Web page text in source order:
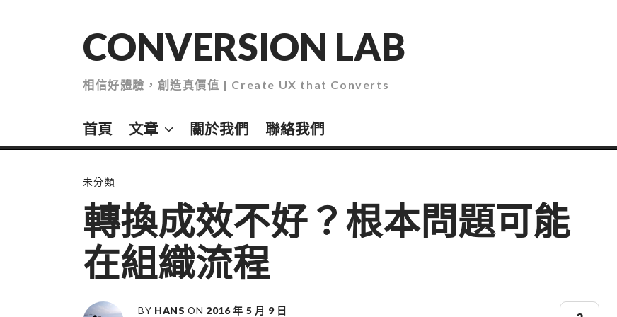
CONVERSION LAB
相信好體驗，創造真價值 | Create UX that Converts
首頁 文章 關於我們 聯絡我們
未分類
轉換成效不好？根本問題可能
在組織流程
BY HANS ON 2016 年 5 月 9 日